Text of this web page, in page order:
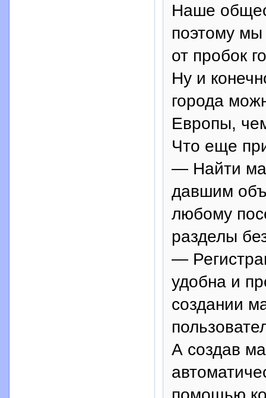
Наше
поэтому
от пробок
Ну и
города
Европы,
Что еще
— Найти
давшим
любому
разделы
—
удобна и
создании
А создав